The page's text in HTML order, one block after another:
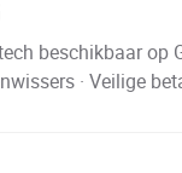
beschikbaar op
· Veilige